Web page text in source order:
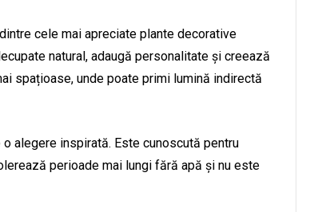
cele mai apreciate plante decorative
natural, adaugă personalitate și creează
spațioase, unde poate primi lumină indirectă
alegere inspirată. Este cunoscută pentru
perioade mai lungi fără apă și nu este